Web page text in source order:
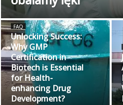
FAQ
Unlocking Success:
Why GMP
Certification in
Biotech is Essential
for Health-
enhancing Drug
Development?